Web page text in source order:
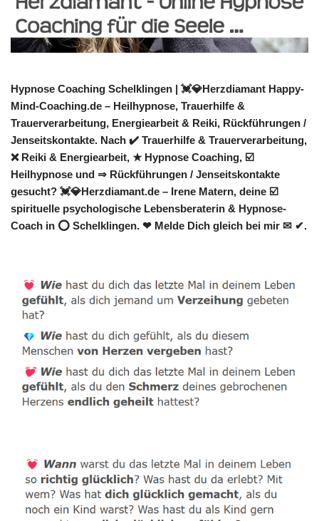
Hypnose Coaching Schelklingen | 💓️💎Herzdiamant Happy-
Mind-Coaching.de – Heilhypnose, Trauerhilfe &
Trauerverarbeitung, Energiearbeit & Reiki, Rückführungen /
Jenseitskontakte. Nach ✔️ Trauerhilfe & Trauerverarbeitung,
❌ Reiki & Energiearbeit, ★ Hypnose Coaching, ☑️
Heilhypnose und ⇒ Rückführungen / Jenseitskontakte
gesucht? 💓️💎Herzdiamant.de – Irene Matern, deine ☑️
spirituelle psychologische Lebensberaterin & Hypnose-
Coach in ⭕ Schelklingen. ❤ Melde Dich gleich bei mir ✉ ✔.